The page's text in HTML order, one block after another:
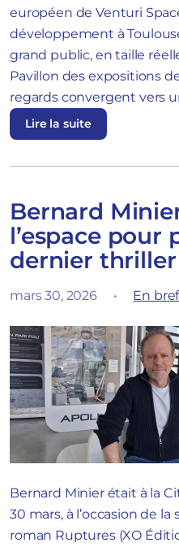
européen de Venturi
développement à
grand public, en taille
Pavillon des expositions
regards convergent vers
Lire la suite
Bernard
l’espace pour
dernier thriller
mars 30, 2026 • En bref
Bernard Minier était à la
30 mars, à l’occasion de
roman Ruptures (XO